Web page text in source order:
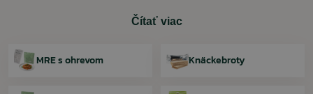
Čítať viac
MRE s ohrevom Knäckebroty